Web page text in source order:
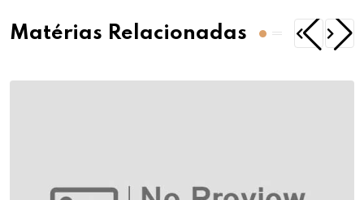
Matérias Relacionadas